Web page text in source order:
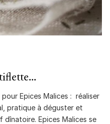
Epices Malices : réaliser
pratique à déguster et
Epices Malices se